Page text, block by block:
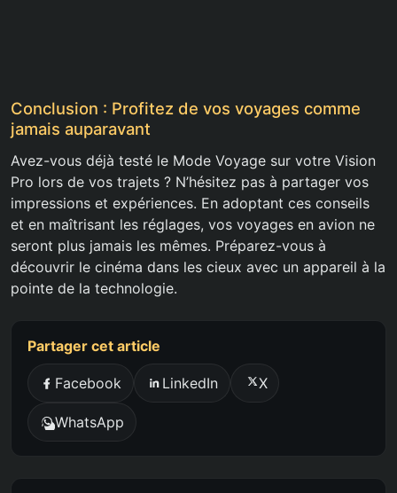
Conclusion : Profitez de vos voyages comme
jamais auparavant
Avez-vous déjà testé le Mode Voyage sur votre Vision
Pro lors de vos trajets ? N’hésitez pas à partager vos
impressions et expériences. En adoptant ces conseils
et en maîtrisant les réglages, vos voyages en avion ne
seront plus jamais les mêmes. Préparez-vous à
découvrir le cinéma dans les cieux avec un appareil à la
pointe de la technologie.
Partager cet article
Facebook LinkedIn X
WhatsApp